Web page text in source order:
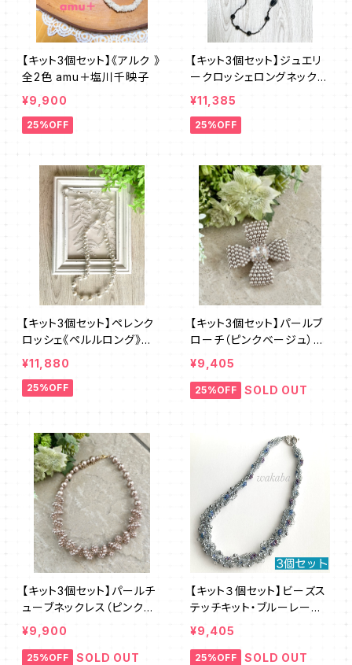
【キット3個セット】《アルク 》
全2色 amu＋塩川千映子
¥9,900
25%OFF
【キット3個セット】ジュエリ
ークロッシェロングネックレ
ス《ルント》クロ amu＋塩川
千映子 amu
¥11,385
25%OFF
【キット3個セット】ペレンク
ロッシェ《ペルルロング》全2
色 amu＋塩川千映子
¥11,880
25%OFF
【キット3個セット】パールブ
ローチ（ピンクベージュ）澤
田美子
¥9,405
25%OFF SOLD OUT
【キット3個セット】パールチ
ューブネックレス（ピンクベ
ージュ）澤田美子
¥9,900
25%OFF SOLD OUT
【キット３個セット】ビーズス
テッチキット・ブルーレー
ス デザイン：清水理子
¥9,405
25%OFF SOLD OUT